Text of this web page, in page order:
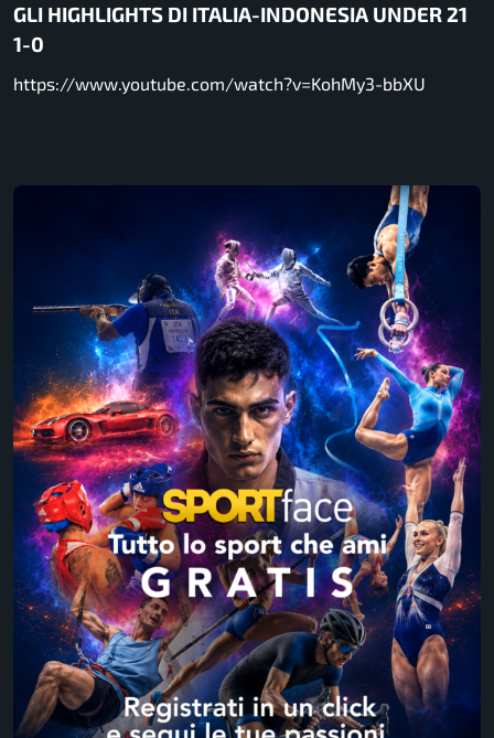
GLI HIGHLIGHTS DI ITALIA-INDONESIA UNDER 21
1-0
https://www.youtube.com/watch?v=KohMy3-bbXU